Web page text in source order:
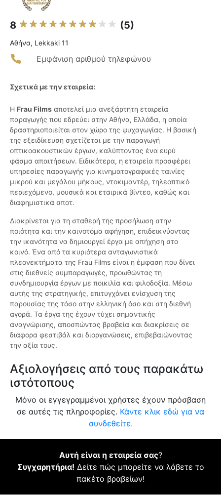
8 (5)
Αθήνα, Lekkaki 11
Εμφάνιση αριθμού τηλεφώνου
Σχετικά με την εταιρεία:
Η Frau Films αποτελεί μια ανεξάρτητη εταιρεία
παραγωγής που εδρεύει στην Αθήνα, Ελλάδα, η οποία
δραστηριοποιείται στον χώρο της ψυχαγωγίας. Η βασική
της εξειδίκευση σχετίζεται με την παραγωγή
οπτικοακουστικών έργων, καλύπτοντας ένα ευρύ
φάσμα απαιτήσεων. Ειδικότερα, η εταιρεία προσφέρει
υπηρεσίες παραγωγής για κινηματογραφικές ταινίες
μικρού και μεγάλου μήκους, ντοκιμαντέρ, τηλεοπτικό
περιεχόμενο, μουσικά και εταιρικά βίντεο, καθώς και
διαφημιστικά σποτ.
Διακρίνεται για τη σταθερή της προσήλωση στην
ποιότητα και την καινοτόμα αφήγηση, επιδεικνύοντας
την ικανότητα να δημιουργεί έργα με απήχηση στο
κοινό. Ένα από τα κυριότερα ανταγωνιστικά
πλεονεκτήματα της Frau Films είναι η έμφαση που δίνει
στις διεθνείς συμπαραγωγές, προωθώντας τη
συνδημιουργία έργων με ποικιλία και φιλοδοξία. Μέσω
αυτής της στρατηγικής, επιτυγχάνει ενίσχυση της
παρουσίας της τόσο στην ελληνική όσο και στη διεθνή
αγορά. Τα έργα της έχουν τύχει σημαντικής
αναγνώρισης, αποσπώντας βραβεία και διακρίσεις σε
διάφορα φεστιβάλ και διοργανώσεις, επιβεβαιώνοντας
την αξία τους.
Αξιολογήσεις από τους παρακάτω
ιστότοπους
Μόνο οι εγγεγραμμένοι χρήστες έχουν πρόσβαση
σε αυτές τις πληροφορίες. Κάντε κλικ εδώ για να
συνδεθείτε.
Αυτή είναι η εταιρεία σας?
Συγχαρητήρια! Δείτε πώς μπορείτε να λάβετε το
πακέτο βραβείων!